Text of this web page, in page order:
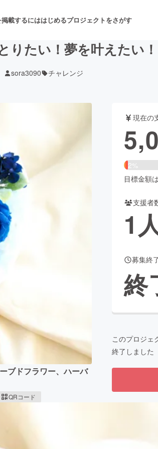
載するにははじめるプロジェクトをさがす
舞台・パフォーマンス
発
ビューティー・ヘルスケ
for Social Good
ふるさと納税
りたい！夢を叶えたい！
sora3090 チャレンジ
ブドフラワー、ハーバ
QRコード
現在の
2%
目標金額
支援者
1
募集終
終
このプロジェ
終了しました